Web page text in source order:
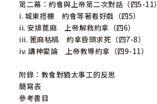
第二幕：約會與上帝第二次對話（四5-11）
i. 城東搭棚 約會等著看好戲（四5）
ii. 安排蓖麻 上帝解救約拿（四6）
iii. 篦麻枯槁 約拿昏頭求死（四7-8）
iv. 講神愛論 上帝教導約拿（四9-11）
附錄：教會對猶太事工的反思
簡寫表
參考書目